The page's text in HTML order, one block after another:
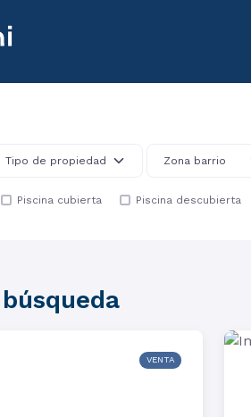
Piscina cubierta Piscina descubierta
VENTA